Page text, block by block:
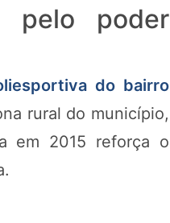
pelo poder
do bairro
rural do município,
em 2015 reforça o